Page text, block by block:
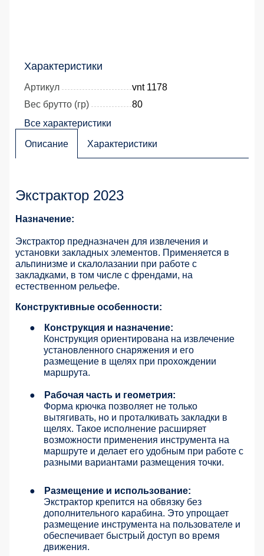
Характеристики
Артикул
vnt 1178
Вес брутто (гр)
80
Все характеристики
Описание Характеристики
Экстрактор 2023
Назначение:
Экстрактор предназначен для извлечения и
установки закладных элементов. Применяется в
альпинизме и скалолазании при работе с
закладками, в том числе с френдами, на
естественном рельефе.
Конструктивные особенности:
●
Конструкция и назначение:
Конструкция ориентирована на извлечение
установленного снаряжения и его
размещение в щелях при прохождении
маршрута.
●
Рабочая часть и геометрия:
Форма крючка позволяет не только
вытягивать, но и проталкивать закладки в
щелях. Такое исполнение расширяет
возможности применения инструмента на
маршруте и делает его удобным при работе с
разными вариантами размещения точки.
●
Размещение и использование:
Экстрактор крепится на обвязку без
дополнительного карабина. Это упрощает
размещение инструмента на пользователе и
обеспечивает быстрый доступ во время
движения.